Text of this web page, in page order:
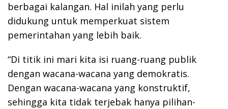
berbagai kalangan. Hal inilah yang perlu
didukung untuk memperkuat sistem
pemerintahan yang lebih baik.
“Di titik ini mari kita isi ruang-ruang publik
dengan wacana-wacana yang demokratis.
Dengan wacana-wacana yang konstruktif,
sehingga kita tidak terjebak hanya pilihan-